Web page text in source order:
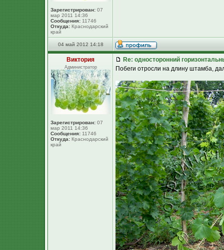
Зарегистрирован: 07
мар 2011 14:36
Сообщения: 11746
Откуда: Краснодарский
край
04 май 2012 14:18
Виктория
Администратор
Зарегистрирован: 07
мар 2011 14:36
Сообщения: 11746
Откуда: Краснодарский
край
Re: односторонний
Побеги отросли на длину штамба,